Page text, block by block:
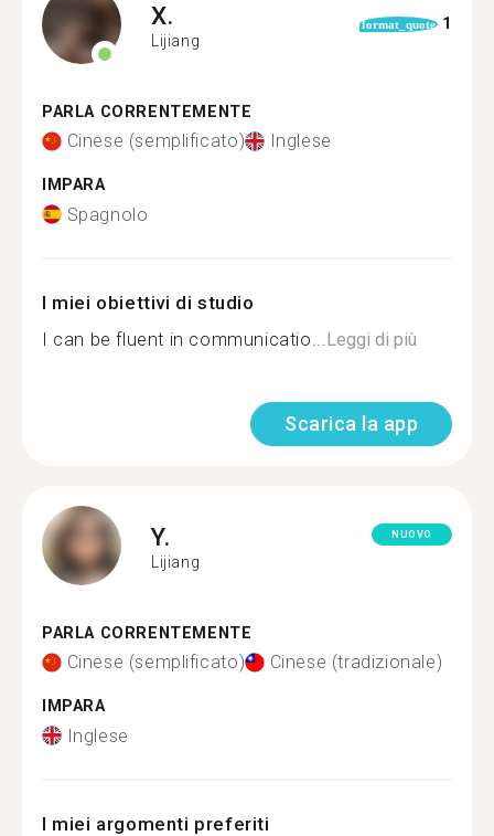
X.
Lijiang
format_quote 1
PARLA CORRENTEMENTE
Cinese (semplificato) Inglese
IMPARA
Spagnolo
I miei obiettivi di studio
I can be fluent in communicatio... Leggi di più
Scarica la app
Y.
Lijiang
NUOVO
PARLA CORRENTEMENTE
Cinese (semplificato) Cinese (tradizionale)
IMPARA
Inglese
I miei argomenti preferiti